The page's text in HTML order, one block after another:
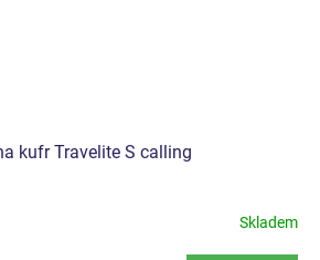
kufr Travelite S calling
Skladem